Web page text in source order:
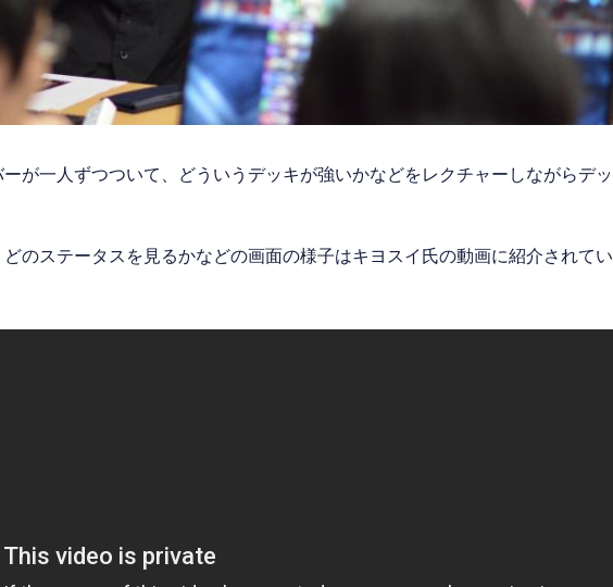
が一人ずつついて、どういうデッキが強いかなどをレクチャーしながらデッ
のステータスを見るかなどの画面の様子はキヨスイ氏の動画に紹介されてい